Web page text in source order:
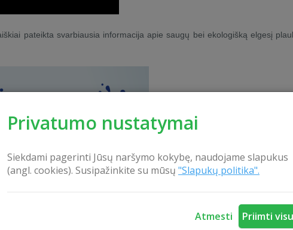
Privatumo nustatymai
Siekdami pagerinti Jūsų naršymo kokybę, naudojame slapukus
(angl. cookies). Susipažinkite su mūsų "Slapukų politika".
Atmesti Priimti
pateikta svarbiausia informacija apie saugų bei ekologišką elgesį